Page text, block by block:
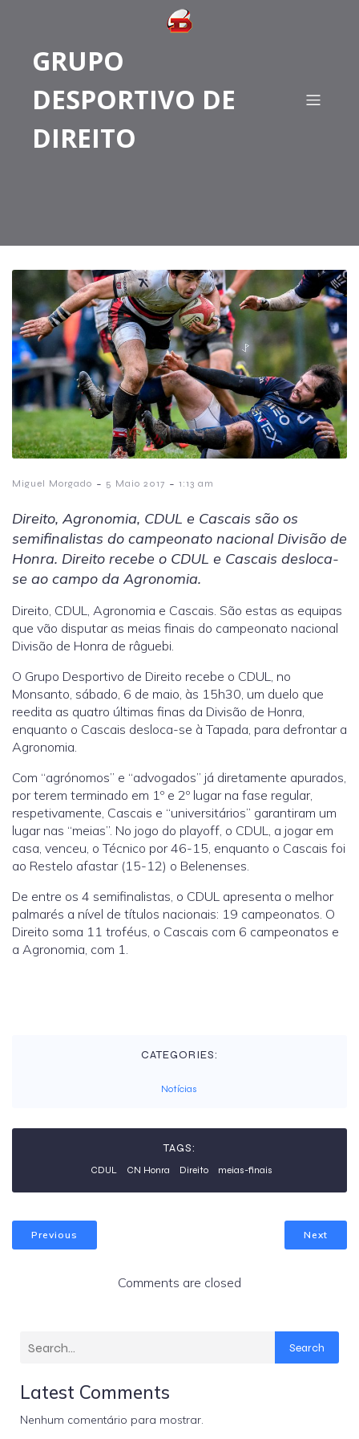
GRUPO
DESPORTIVO DE
DIREITO
Miguel Morgado - 5 Maio 2017 - 1:13 am
Direito,Agronomia, CDUL e Cascais são os
semifinalistas do campeonato nacional Divisão de
Honra. Direito recebe o CDUL e Cascais desloca-
se ao campo da Agronomia.
Direito, CDUL, Agronomia e Cascais. São estas as equipas
que vão disputar as meias finais do campeonato nacional
Divisão de Honra de râguebi.
O Grupo Desportivo de Direito recebe o CDUL, no
Monsanto, sábado, 6 de maio, às 15h30, um duelo que
reedita as quatro últimas finas da Divisão de Honra,
enquanto o Cascais desloca-se à Tapada, para defrontar a
Agronomia.
Com “agrónomos” e “advogados” já diretamente apurados,
por terem terminado em 1º e 2º lugar na fase regular,
respetivamente, Cascais e “universitários” garantiram um
lugar nas “meias”. No jogo do playoff, o CDUL, a jogar em
casa, venceu, o Técnico por 46-15, enquanto o Cascais foi
ao Restelo afastar (15-12) o Belenenses.
De entre os 4 semifinalistas, o CDUL apresenta o melhor
palmarés a nível de títulos nacionais: 19 campeonatos. O
Direito soma 11 troféus, o Cascais com 6 campeonatos e
a Agronomia, com 1.
CATEGORIES:
Notícias
TAGS:
CDUL CN Honra Direito meias-finais
Previous Next
Comments are closed
Search
Latest Comments
Nenhum comentário para mostrar.